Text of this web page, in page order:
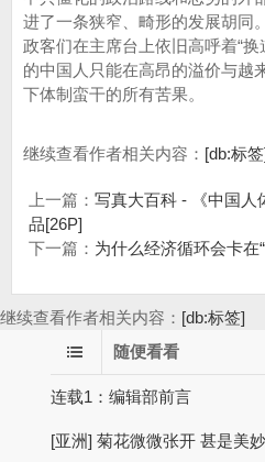
进了一条狭窄、畸形的发展胡同
政客们在主席台上依旧高呼着“
的中国人只能在高昂的溢价与越
下体制蛮干的所有苦果。
继续查看作者相关内容： [db:标
上一篇： 写真大百科 - 《中国人
品[26P]
下一篇： 为什么经济循环会卡在
继续查看作者相关内容： [db:标签]
随便看看
连载1：编辑部前言
[亚洲] 菊花微微张开 甚是美